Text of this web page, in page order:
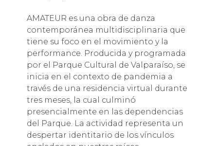
AMATEUR es una obra de danza
contemporánea multidisciplinaria que
tiene su foco en el movimiento y la
performance. Producida y programada
por el Parque Cultural de Valparaíso, se
inicia en el contexto de pandemia a
través de una residencia virtual durante
tres meses, la cual culminó
presencialmente en las dependencias
del Parque. La actividad representa un
despertar identitario de los vínculos